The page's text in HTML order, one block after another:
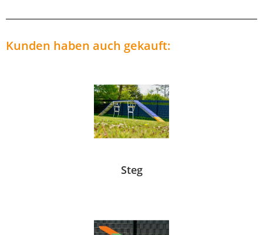
Kunden haben auch gekauft:
Steg